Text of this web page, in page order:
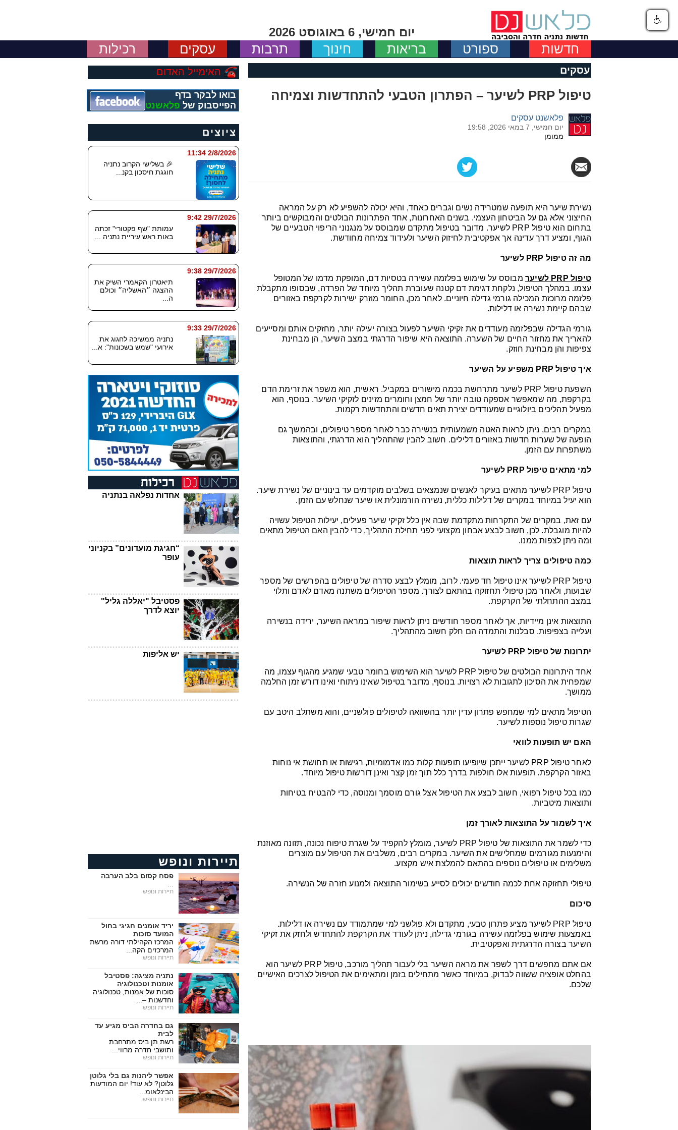
יום חמישי, 6 באוגוסט 2026
חדשות ספורט בריאות חינוך תרבות עסקים רכילות
עסקים
טיפול PRP לשיער – הפתרון הטבעי להתחדשות וצמיחה
פלאשנט עסקים
יום חמישי, 7 במאי 2026, 19:58
ממומן
נשירת שיער היא תופעה שמטרידה נשים וגברים כאחד, והיא יכולה להשפיע לא רק על המראה
החיצוני אלא גם על הביטחון העצמי. בשנים האחרונות, אחד הפתרונות הבולטים והמבוקשים ביותר
בתחום הוא טיפול PRP לשיער. מדובר בטיפול מתקדם שמבוסס על מנגנוני הריפוי הטבעיים של
הגוף, ומציע דרך עדינה אך אפקטיבית לחיזוק השיער ולעידוד צמיחה מחודשת.
מה זה טיפול PRP לשיער
טיפול PRP לשיער
מבוסס על שימוש בפלזמה עשירה בטסיות דם, המופקת מדמו של המטופל
עצמו. במהלך הטיפול, נלקחת דגימת דם קטנה שעוברת תהליך מיוחד של הפרדה, שבסופו מתקבלת
פלזמה מרוכזת המכילה גורמי גדילה חיוניים. לאחר מכן, החומר מוזרק ישירות לקרקפת באזורים
שבהם קיימת נשירה או דלילות.
גורמי הגדילה שבפלזמה מעודדים את זקיקי השיער לפעול בצורה יעילה יותר, מחזקים אותם ומסייעים
להאריך את מחזור החיים של השערה. התוצאה היא שיפור הדרגתי במצב השיער, הן מבחינת
צפיפות והן מבחינת חוזק.
איך טיפול PRP משפיע על השיער
השפעת טיפול PRP לשיער מתרחשת בכמה מישורים במקביל. ראשית, הוא משפר את זרימת הדם
בקרקפת, מה שמאפשר אספקה טובה יותר של חמצן וחומרים מזינים לזקיקי השיער. בנוסף, הוא
מפעיל תהליכים ביולוגיים שמעודדים יצירת תאים חדשים והתחדשות רקמות.
במקרים רבים, ניתן לראות האטה משמעותית בנשירה כבר לאחר מספר טיפולים, ובהמשך גם
הופעה של שערות חדשות באזורים דלילים. חשוב להבין שהתהליך הוא הדרגתי, והתוצאות
משתפרות עם הזמן.
למי מתאים טיפול PRP לשיער
טיפול PRP לשיער מתאים בעיקר לאנשים שנמצאים בשלבים מוקדמים עד בינוניים של נשירת שיער.
הוא יעיל במיוחד במקרים של דלילות כללית, נשירה הורמונלית או שיער שנחלש עם הזמן.
עם זאת, במקרים של התקרחות מתקדמת שבה אין כלל זקיקי שיער פעילים, יעילות הטיפול עשויה
להיות מוגבלת. לכן, חשוב לבצע אבחון מקצועי לפני תחילת התהליך, כדי להבין האם הטיפול מתאים
ומה ניתן לצפות ממנו.
כמה טיפולים צריך לראות תוצאות
טיפול PRP לשיער אינו טיפול חד פעמי. לרוב, מומלץ לבצע סדרה של טיפולים בהפרשים של מספר
שבועות, ולאחר מכן טיפולי תחזוקה בהתאם לצורך. מספר הטיפולים משתנה מאדם לאדם ותלוי
במצב ההתחלתי של הקרקפת.
התוצאות אינן מיידיות, אך לאחר מספר חודשים ניתן לראות שיפור במראה השיער, ירידה בנשירה
ועלייה בצפיפות. סבלנות והתמדה הם חלק חשוב מהתהליך.
יתרונות של טיפול PRP לשיער
אחד היתרונות הבולטים של טיפול PRP לשיער הוא השימוש בחומר טבעי שמגיע מהגוף עצמו, מה
שמפחית את הסיכון לתגובות לא רצויות. בנוסף, מדובר בטיפול שאינו ניתוחי ואינו דורש זמן החלמה
ממושך.
הטיפול מתאים למי שמחפש פתרון עדין יותר בהשוואה לטיפולים פולשניים, והוא משתלב היטב עם
שגרות טיפול נוספות לשיער.
האם יש תופעות לוואי
לאחר טיפול PRP לשיער ייתכן שיופיעו תופעות קלות כמו אדמומיות, רגישות או תחושת אי נוחות
באזור הקרקפת. תופעות אלו חולפות בדרך כלל תוך זמן קצר ואינן דורשות טיפול מיוחד.
כמו בכל טיפול רפואי, חשוב לבצע את הטיפול אצל גורם מוסמך ומנוסה, כדי להבטיח בטיחות
ותוצאות מיטביות.
איך לשמור על התוצאות לאורך זמן
כדי לשמר את התוצאות של טיפול PRP לשיער, מומלץ להקפיד על שגרת טיפוח נכונה, תזונה מאוזנת
והימנעות מגורמים שמחלישים את השיער. במקרים רבים, משלבים את הטיפול עם מוצרים
משלימים או טיפולים נוספים בהתאם להמלצת איש מקצוע.
טיפולי תחזוקה אחת לכמה חודשים יכולים לסייע בשימור התוצאה ולמנוע חזרה של הנשירה.
סיכום
טיפול PRP לשיער מציע פתרון טבעי, מתקדם ולא פולשני למי שמתמודד עם נשירה או דלילות.
באמצעות שימוש בפלזמה עשירה בגורמי גדילה, ניתן לעודד את הקרקפת להתחדש ולחזק את זקיקי
השיער בצורה הדרגתית ואפקטיבית.
אם אתם מחפשים דרך לשפר את מראה השיער בלי לעבור תהליך מורכב, טיפול PRP לשיער הוא
בהחלט אופציה ששווה לבדוק, במיוחד כאשר מתחילים בזמן ומתאימים את הטיפול לצרכים האישיים
שלכם.
האימייל האדום
בואו לבקר בדף
הפייסבוק של פלאשנט
ציוצים
2/8/2026 11:34
🎉 בשלישי הקרוב נתניה
חוגגת חיסכון בקנ...
29/7/2026 9:42
עמותת "שף פקטורי" זכתה
באות ראש עיריית נתניה ...
29/7/2026 9:38
תיאטרון הקאמרי השיק את
ההצגה ״האשליה״ וכולם
ה...
29/7/2026 9:33
נתניה ממשיכה לחגוג את
אירועי "שמש בשכונות": א...
אחדות נפלאה בנתניה
“חגיגת מועדונים” בקניוני
עופר
פסטיבל "יאללה גליל"
יוצא לדרך
יש אליפות
תיירות ונופש
פסח קסום בלב הערבה
תיירות ונופש
יריד אומנים חגיגי בחול
המועד סוכות
המרכז הקהילתי דורה מרשת
המרכזים הקה...
תיירות ונופש
נתניה מציגה: פסטיבל
אומנות וטכנולוגיה
סוכות של אמנות, טכנולוגיה
וחדשנות –...
תיירות ונופש
גם בחדרה הביס מגיע עד
לבית
רשת תן ביס מתרחבת
ותושבי חדרה מרווי...
תיירות ונופש
אפשר ליהנות גם בלי גלוטן
גלוטן? לא עוד! יום המודעות
הבינלאומ...
תיירות ונופש